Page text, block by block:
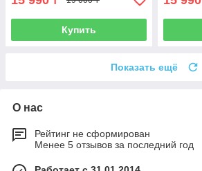
Купить
Показать ещё
О нас
Рейтинг не сформирован
Менее 5 отзывов за последний год